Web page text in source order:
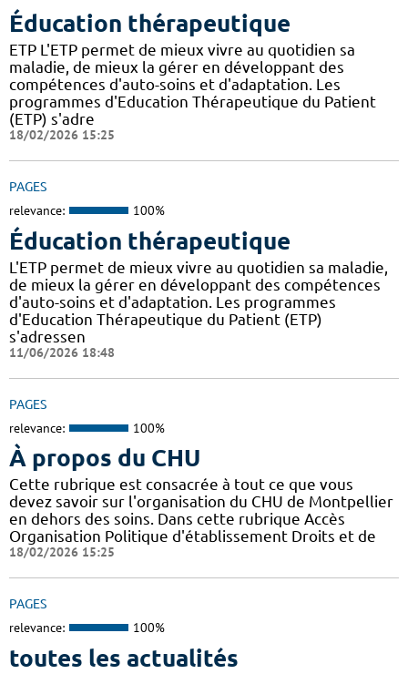
Éducation thérapeutique
ETP L'ETP permet de mieux vivre au quotidien sa
maladie, de mieux la gérer en développant des
compétences d'auto-soins et d'adaptation. Les
programmes d'Education Thérapeutique du Patient
(ETP) s'adre
18/02/2026 15:25
PAGES
relevance: 100%
Éducation thérapeutique
L'ETP permet de mieux vivre au quotidien sa maladie,
de mieux la gérer en développant des compétences
d'auto-soins et d'adaptation. Les programmes
d'Education Thérapeutique du Patient (ETP)
s'adressen
11/06/2026 18:48
PAGES
relevance: 100%
À propos du CHU
Cette rubrique est consacrée à tout ce que vous
devez savoir sur l'organisation du CHU de Montpellier
en dehors des soins. Dans cette rubrique Accès
Organisation Politique d'établissement Droits et de
18/02/2026 15:25
PAGES
relevance: 100%
toutes les actualités